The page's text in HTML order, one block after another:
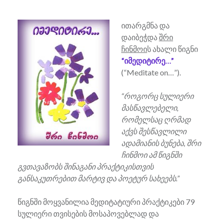
ითარგმნა და
დაიბეჭდაშრი
ჩინმოის ახალი წიგნი
“იმედიტირე…”
(“Meditate on…”).
“როგორც სულიერი
მასწავლებელი,
რომელსაც ღრმად
აქვს შესწავლილი
ადამიანის ბუნება, შრი
ჩინმოი ამ წიგნში
გვთავაზობს შინაგანი პრაქტიკისთვის
განსაკუთრებით მარტივ და პოეტურ სახეებს.”
წიგნში მოყვანილია მედიტატიური პრაქტიკები 79
სულიერი თვისების მოსაპოვებლად და